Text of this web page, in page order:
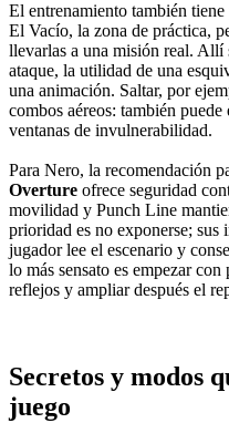
El entrenamiento también
El Vacío, la zona de práctica,
llevarlas a una misión real. Allí
ataque, la utilidad de una
una animación. Saltar, por
combos aéreos: también
ventanas de invulnerabilidad.
Para Nero, la recomendación
Overture ofrece seguridad
movilidad y Punch Line
prioridad es no exponerse;
jugador lee el escenario y
lo más sensato es empezar
reflejos y ampliar después el
Secretos y modos
juego